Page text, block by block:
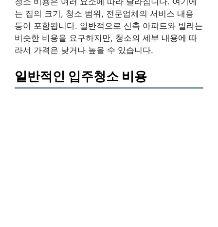
는 집의 크기, 청소 범위, 전문업체의 서비스 내용
등이 포함됩니다. 일반적으로 신축 아파트와 빌라는
비슷한 비용을 요구하지만, 청소의 세부 내용에 따
라서 가격은 낮거나 높을 수 있습니다.
일반적인 입주청소 비용